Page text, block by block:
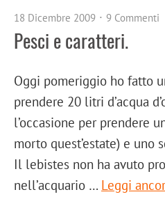
18 Dicembre 2009 9 Commenti
Pesci e caratteri.
Oggi pomeriggio ho fatto
prendere 20 litri d’acqua
l’occasione per prendere
morto quest’estate) e uno
Il lebistes non ha avuto
nell’acquario … Leggi